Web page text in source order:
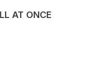
AT ONCE